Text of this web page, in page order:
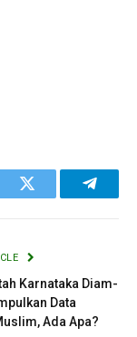
Twitter
Karnataka Diam-
Data
Ada Apa?